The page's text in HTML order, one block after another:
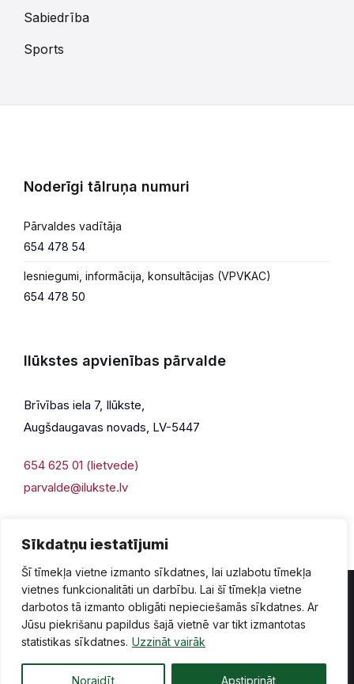
Sīkdatņu iestatījumi
Šī tīmekļa vietne izmanto sīkdatnes, lai uzlabotu tīmekļa
vietnes funkcionalitāti un darbību. Lai šī tīmekļa vietne
darbotos tā izmanto obligāti nepieciešamās sīkdatnes. Ar
Jūsu piekrišanu papildus šajā vietnē var tikt izmantotas
statistikas sīkdatnes. Uzzināt vairāk
Noraidīt Apstiprināt
Sabiedrība
Sports
Noderīgi tālruņa numuri
Pārvaldes vadītāja
654 478 54
Iesniegumi, informācija, konsultācijas (VPVKAC)
654 478 50
Ilūkstes apvienības pārvalde
Brīvības iela 7, Ilūkste,
Augšdaugavas novads, LV-5447
654 625 01 (lietvede)
parvalde@ilukste.lv
Privātuma politika Piekļūstamība
Lapas karte